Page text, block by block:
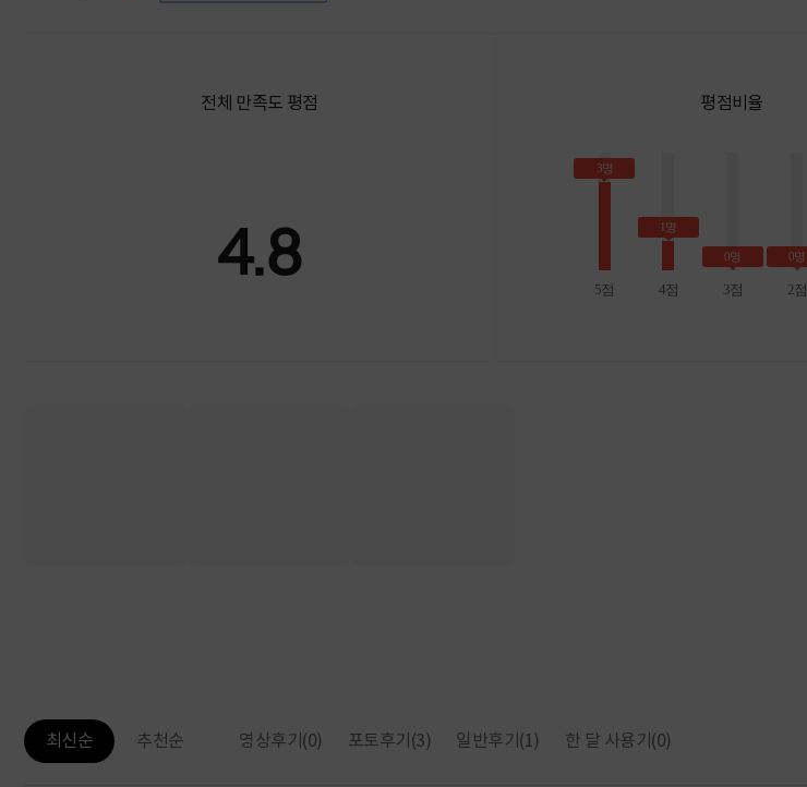
전체 만족도 평점
4.8
평점비율
3명
5점
1명
4점
0명
3점
0명
2점
최신순 추천순 영상후기 (0) 포토후기 (3) 일반후기 (1) 한 달 사용기 (0)